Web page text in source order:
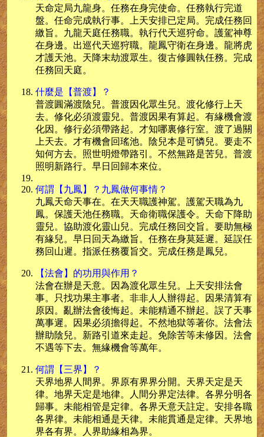
天命定局九龍身。任務在身完使命。任務執行完道
盤。任命完成執行事。上天安排已定局。完成任務回
繳旨。九龍天庭任務職。執行代天巡狩命。護駕神尊
在身邊。出巡代天巡狩職。龍鳳守衛在身邊。龍將虎
才護天池。天降末劫渡眾生。復古修圓執任務。完成
任務回天庭。
什麼是【普渡】？
普渡圓滿渡陰兒。普渡因化眾生兒。渡化修行上天
去。修化必須渡靈兒。普渡因果有算起。有緣機會渡
化因。修行必須帶路起。才知哪裏修行室。渡了過關
上天去。才有機會回瑤池。陰兒本是可憐兒。要走不
知何方去。照世明燈帶路引。不然無路是苦兒。普渡
照明新路行。早日回歸本來位。
何謂【九鳳】？九鳳做何事情？
九鳳天命天事在。在天天職護神駕。護駕天職為九
鳳。保護天池任務職。天命衛職保護令。天命下降助
靈兒。協助渡化靈山兒。完成任務回交旨。要助無極
有緣兒。早日回天為繳旨。任務在身莫延遲。延誤任
務回山遲。指派任務覆旨交。完成任務是鳳兒。
【法會】的功用與作用？
法會在辦是天意。因為渡化眾生兒。上天安排法會
事。只找功果主事者。非非人人辦得起。因果清算有
原因。亂辦法會後悔起。未能精通不辦起。誤了天事
萬事遲。因果必須擔得起。不然地獄等著你。法會法
辦助陰兒。新路引道來走起。免除苦等未修因。法會
不遇等下去。無緣機會等萬年。
何謂【三界】？
天界地界人間界。界原有界界分開。天界天定是天
律。地界天定是地律。人間分界定法律。各界分明各
歸事。未能相管是定律。各界天意天註定。安排各職
各界律。未能相通是天律。未能貫通是定律。天界地
界各有界。人界助緣相為界。